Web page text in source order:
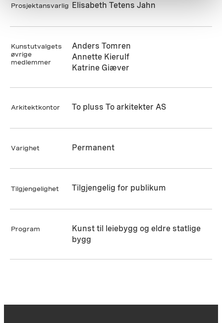
Prosjektansvarlig Elisabeth Tetens Jahn
Kunstutvalgets
øvrige
medlemmer
Anders Tomren
Annette Kierulf
Katrine Giæver
Arkitektkontor To pluss To arkitekter AS
Varighet Permanent
Tilgjengelighet Tilgjengelig for publikum
Program
Kunst til leiebygg og eldre statlige
bygg